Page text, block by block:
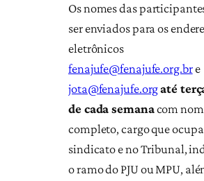
Os nomes das
ser enviados para os
eletrônicos
fenajufe@fenajufe.org.bre
jota@fenajufe.orgaté
de cada semanacom
completo, cargo que
sindicato e no Tribunal,
o ramo do PJU ou MPU,